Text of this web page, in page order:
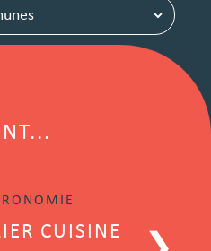
CUISINE